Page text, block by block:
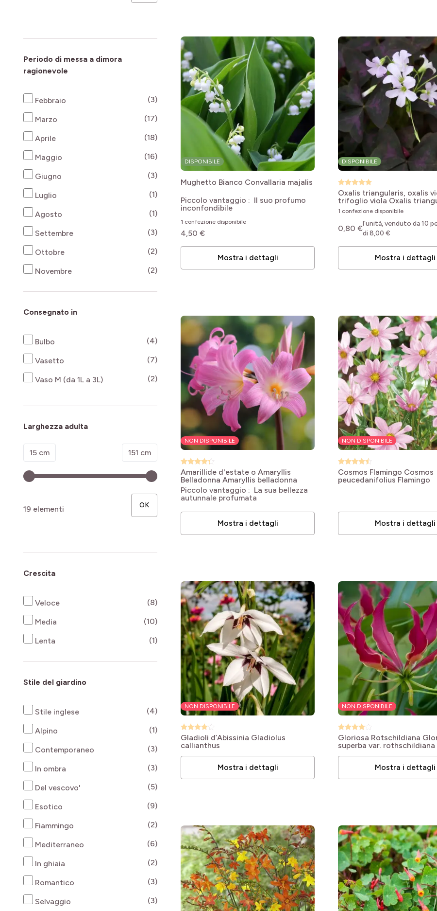
Periodo di messa a dimora
ragionevole
Febbraio (3)products available
Marzo (17)products available
Aprile (18)products available
Maggio (16)products available
Giugno (3)products available
Luglio (1)products available
Agosto (1)products available
Settembre (3)products available
Ottobre (2)products available
Novembre (2)products available
Consegnato in
Bulbo (4)products available
Vasetto (7)products available
Vaso M (da 1L a 3L) (2)products available
Larghezza adulta
Minimum value
15 cm Valore massimo
151 cm
19 elementi OK
Crescita
Veloce (8)products available
Media (10)products available
Lenta (1)products available
Stile del giardino
Stile inglese (4)products available
Alpino (1)products available
Contemporaneo (3)products available
In ombra (3)products available
Del vescovo' (5)products available
Esotico (9)products available
Fiammingo (2)products available
Mediterraneo (6)products available
In ghiaia (2)products available
Romantico (3)products available
Selvaggio (3)products available
DISPONIBILE
Mughetto Bianco Convallaria majalis
Piccolo vantaggio : Il suo profumo
inconfondibile
1 confezione disponibile
4,50 €
Mostra i dettagli
DISPONIBILE
Oxalis triangularis, oxalis
trifoglio viola Oxalis
1 confezione disponibile
0,80 €
l'unità, venduto da 10
di 8,00 €
Mostra i dettagli
NON DISPONIBILE
Amarillide d'estate o Amaryllis
Belladonna Amaryllis belladonna
Piccolo vantaggio : La sua bellezza
autunnale profumata
Mostra i dettagli
NON DISPONIBILE
Cosmos Flamingo Cosmos
peucedanifolius Flamingo
Mostra i dettagli
NON DISPONIBILE
Gladioli d’Abissinia Gladiolus
callianthus
Mostra i dettagli
NON DISPONIBILE
Gloriosa Rotschildiana
superba var. rothschildiana
Mostra i dettagli